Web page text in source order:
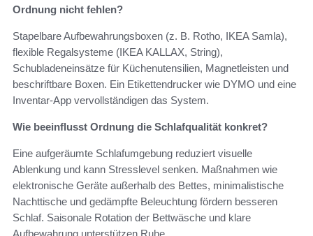
Ordnung nicht fehlen?
Stapelbare Aufbewahrungsboxen (z. B. Rotho, IKEA Samla),
flexible Regalsysteme (IKEA KALLAX, String),
Schubladeneinsätze für Küchenutensilien, Magnetleisten und
beschriftbare Boxen. Ein Etikettendrucker wie DYMO und eine
Inventar-App vervollständigen das System.
Wie beeinflusst Ordnung die Schlafqualität konkret?
Eine aufgeräumte Schlafumgebung reduziert visuelle
Ablenkung und kann Stresslevel senken. Maßnahmen wie
elektronische Geräte außerhalb des Bettes, minimalistische
Nachttische und gedämpfte Beleuchtung fördern besseren
Schlaf. Saisonale Rotation der Bettwäsche und klare
Aufbewahrung unterstützen Ruhe.